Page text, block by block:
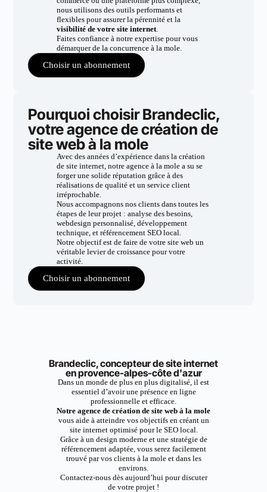
nous utilisons des outils performants et
flexibles pour assurer la pérennité et la
visibilité de votre site internet.
Faites confiance à notre expertise pour vous
démarquer de la concurrence à la mole.
Choisir un abonnement
Pourquoi choisir Brandeclic,
votre agence de création de
site web à la mole
Avec des années d’expérience dans la création
de site internet, notre agence à la mole a su se
forger une solide réputation grâce à des
réalisations de qualité et un service client
irréprochable.
Nous accompagnons nos clients dans toutes les
étapes de leur projet : analyse des besoins,
webdesign personnalisé, développement
technique, et référencement SEO local.
Notre objectif est de faire de votre site web un
véritable levier de croissance pour votre
activité.
Choisir un abonnement
Brandeclic, concepteur de site internet
en provence-alpes-côte d'azur
Dans un monde de plus en plus digitalisé, il est
essentiel d’avoir une présence en ligne
professionnelle et efficace.
Notre agence de création de site web à la mole
vous aide à atteindre vos objectifs en créant un
site internet optimisé pour le SEO local.
Grâce à un design moderne et une stratégie de
référencement adaptée, vous serez facilement
trouvé par vos clients à la mole et dans les
environs.
Contactez-nous dès aujourd’hui pour discuter
de votre projet !